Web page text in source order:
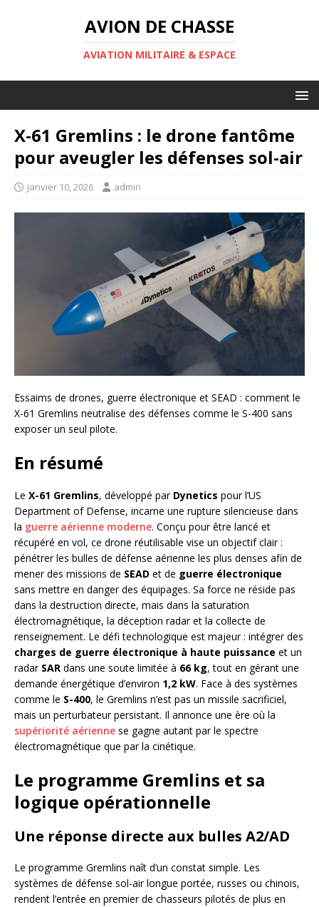
AVION DE CHASSE
AVIATION MILITAIRE & ESPACE
X-61 Gremlins : le drone fantôme
pour aveugler les défenses sol-air
janvier 10, 2026 admin
Essaims de drones, guerre électronique et SEAD : comment le
X-61 Gremlins neutralise des défenses comme le S-400 sans
exposer un seul pilote.
En résumé
Le X-61 Gremlins, développé par Dynetics pour l’US
Department of Defense, incarne une rupture silencieuse dans
la guerre aérienne moderne. Conçu pour être lancé et
récupéré en vol, ce drone réutilisable vise un objectif clair :
pénétrer les bulles de défense aérienne les plus denses afin de
mener des missions de SEAD et de guerre électronique
sans mettre en danger des équipages. Sa force ne réside pas
dans la destruction directe, mais dans la saturation
électromagnétique, la déception radar et la collecte de
renseignement. Le défi technologique est majeur : intégrer des
charges de guerre électronique à haute puissance et un
radar SAR dans une soute limitée à 66 kg, tout en gérant une
demande énergétique d’environ 1,2 kW. Face à des systèmes
comme le S-400, le Gremlins n’est pas un missile sacrificiel,
mais un perturbateur persistant. Il annonce une ère où la
supériorité aérienne se gagne autant par le spectre
électromagnétique que par la cinétique.
Le programme Gremlins et sa
logique opérationnelle
Une réponse directe aux bulles A2/AD
Le programme Gremlins naît d’un constat simple. Les
systèmes de défense sol-air longue portée, russes ou chinois,
rendent l’entrée en premier de chasseurs pilotés de plus en